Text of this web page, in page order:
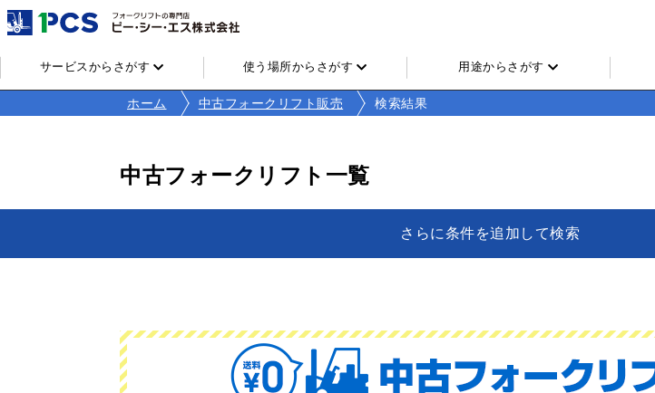
サービスからさがす 使う場所からさがす 用途からさがす
ホーム 中古フォークリフト販売 検索結果
中古フォークリフト一覧
さらに条件を追加して検索